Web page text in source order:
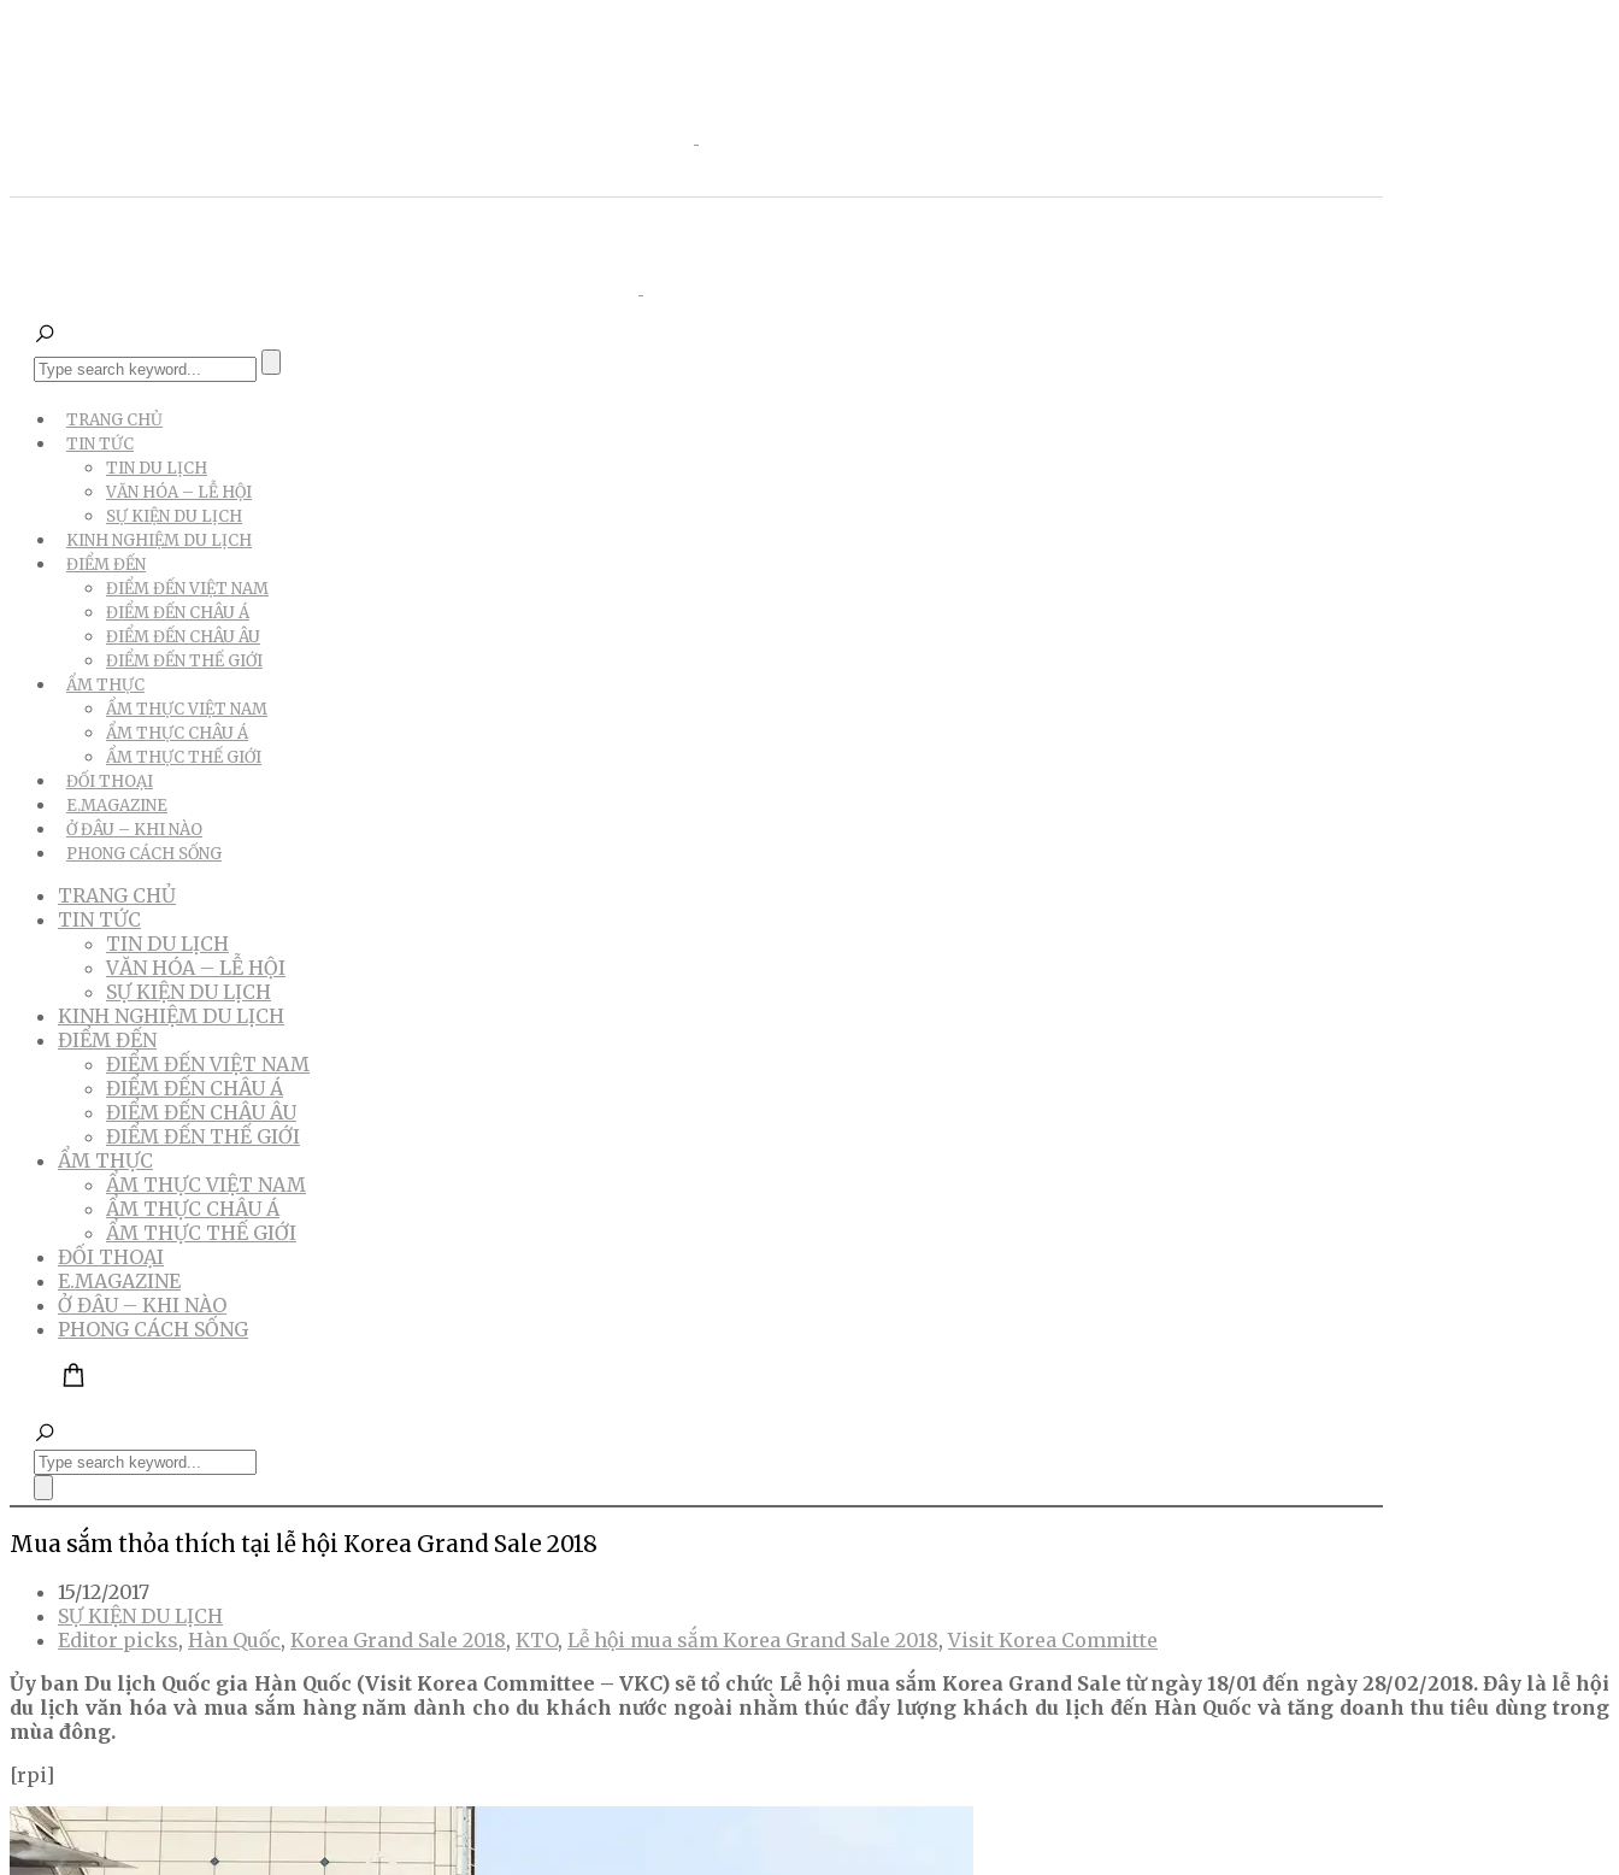
TRANG CHỦ
TIN TỨC
TIN DU LỊCH
VĂN HÓA – LỄ HỘI
SỰ KIỆN DU LỊCH
KINH NGHIỆM DU LỊCH
ĐIỂM ĐẾN
ĐIỂM ĐẾN VIỆT NAM
ĐIỂM ĐẾN CHÂU Á
ĐIỂM ĐẾN CHÂU ÂU
ĐIỂM ĐẾN THẾ GIỚI
ẨM THỰC
ẨM THỰC VIỆT NAM
ẨM THỰC CHÂU Á
ẨM THỰC THẾ GIỚI
ĐỐI THOẠI
E.MAGAZINE
Ở ĐÂU – KHI NÀO
PHONG CÁCH SỐNG
TRANG CHỦ
TIN TỨC
TIN DU LỊCH
VĂN HÓA – LỄ HỘI
SỰ KIỆN DU LỊCH
KINH NGHIỆM DU LỊCH
ĐIỂM ĐẾN
ĐIỂM ĐẾN VIỆT NAM
ĐIỂM ĐẾN CHÂU Á
ĐIỂM ĐẾN CHÂU ÂU
ĐIỂM ĐẾN THẾ GIỚI
ẨM THỰC
ẨM THỰC VIỆT NAM
ẨM THỰC CHÂU Á
ẨM THỰC THẾ GIỚI
ĐỐI THOẠI
E.MAGAZINE
Ở ĐÂU – KHI NÀO
PHONG CÁCH SỐNG
Mua sắm thỏa thích tại lễ hội Korea Grand Sale 2018
15/12/2017
SỰ KIỆN DU LỊCH
Editor picks, Hàn Quốc, Korea Grand Sale 2018, KTO, Lễ hội mua sắm Korea Grand Sale 2018,Visit Korea Committe
Ủy ban Du lịch Quốc gia Hàn Quốc (Visit Korea Committee – VKC) sẽ tổ chức Lễ hội mua sắm Korea Grand Sale từ ngày 18/01 đến ngày 28/02/2018. Đây là lễ hội
du lịch văn hóa và mua sắm hàng năm dành cho du khách nước ngoài nhằm thúc đẩy lượng khách du lịch đến Hàn Quốc và tăng doanh thu tiêu dùng trong
mùa đông.
[rpi]